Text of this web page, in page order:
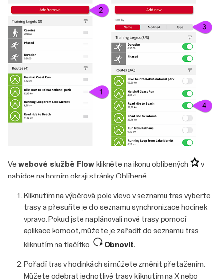
Vewebové službě Flow klikněte na ikonu oblíbených
v
nabídce na horním okraji stránky Oblíbené.
Kliknutím na výběrová pole vlevo v seznamu tras vyberte
trasy a přesuňte je do seznamu synchronizace hodinek
vpravo. Pokud jste naplánovali nové trasy pomocí
aplikace komoot, můžete je zařadit do seznamu tras
kliknutím na tlačítko
Obnovit.
Pořadí tras v hodinkách si můžete změnit přetažením.
Můžete odebrat jednotlivé trasy kliknutím na X nebo